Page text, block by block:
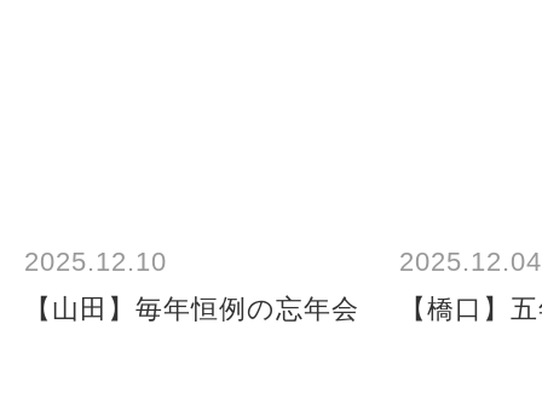
2025.12.10
【山田】毎年恒例の忘年会
2025.12.04
【橋口】